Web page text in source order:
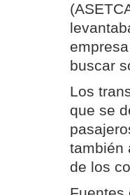
buscar
Los
que se
también
de los